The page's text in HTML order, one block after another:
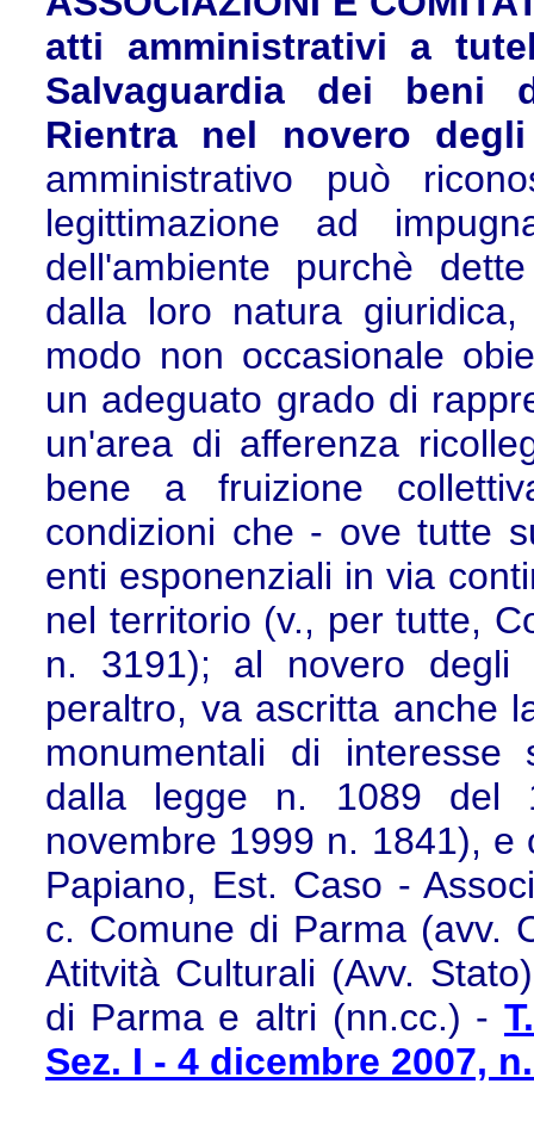
atti amministrativi a
Salvaguardia dei beni
Rientra nel novero
amministrativo può
legittimazione ad
dell'ambiente purchè
dalla loro natura
modo non occasionale
un adeguato grado di
un'area di afferenza
bene a fruizione
condizioni che - ove tutte
enti esponenziali in via
nel territorio (v., per tutte,
n. 3191); al novero degli
peraltro, va ascritta anche
monumentali di interesse
dalla legge n. 1089 del
novembre 1999 n. 1841),
Papiano, Est. Caso -
c. Comune di Parma (avv.
Atitvità Culturali (Avv.
di Parma e altri (nn.cc.) -
Sez. I - 4 dicembre 2007,